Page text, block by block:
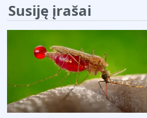
Susiję įrašai